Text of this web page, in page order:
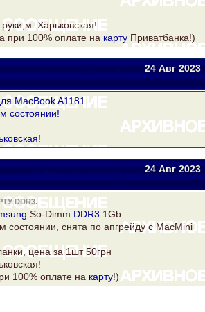
Харьковская!
при 100% оплате на карту Приватбанка!)
yuriytimoschuk@gmail.com 24 Авг2023
MacBook A1181
состоянии!
yuriytimoschuk@gmail.com 24 Авг2023
DDR3.
So-Dimm DDR3 1Gb
состоянии, снята по апгрейду с MacMini
цена за 1шт 50грн
100% оплате на карту!)